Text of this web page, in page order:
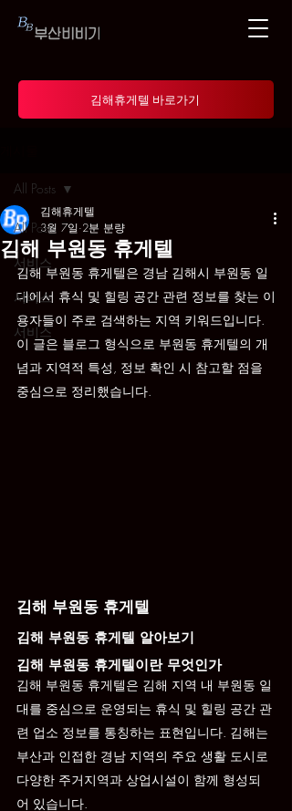
김해휴게텔 바로가기
All Posts
서비스
서비스
서비스
All Posts
김해 부원동 휴게텔
김해휴게텔
3월 7일 2분 분량
김해 부원동 휴게텔은 경남 김해시 부원동 일
대에서 휴식 및 힐링 공간 관련 정보를 찾는 이
용자들이 주로 검색하는 지역 키워드입니다.
이 글은 블로그 형식으로 부원동 휴게텔의 개
념과 지역적 특성, 정보 확인 시 참고할 점을
중심으로 정리했습니다.
김해 부원동 휴게텔
김해 부원동 휴게텔 알아보기
김해 부원동 휴게텔이란 무엇인가
김해 부원동 휴게텔은 김해 지역 내 부원동 일
대를 중심으로 운영되는 휴식 및 힐링 공간 관
련 업소 정보를 통칭하는 표현입니다. 김해는
부산과 인접한 경남 지역의 주요 생활 도시로
다양한 주거지역과 상업시설이 함께 형성되
어 있습니다.